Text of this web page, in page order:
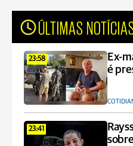
ÚLTIMAS
23:58
Ex-
é
23:41